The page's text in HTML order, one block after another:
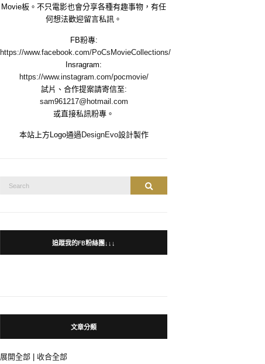
Movie板。不只電影也會分享各種有趣事物，有任
何想法歡迎留言私訊。
FB粉專:
https://www.facebook.com/PoCsMovieCollections/
Insragram:
https://www.instagram.com/pocmovie/
試片、合作提案請寄信至:
sam961217@hotmail.com
或直接私訊粉專。
本站上方Logo通過 DesignEvo設計製作
Search
Search
追蹤我的FB粉絲團↓↓↓
文章分類
展開全部
收合全部